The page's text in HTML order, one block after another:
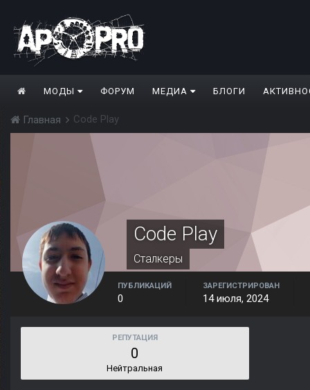
МОДЫ ФОРУМ МЕДИА БЛОГИ
Главная Code Play
Code Play
Сталкеры
ПУБЛИКАЦИЙ
0
ЗАРЕГИСТРИРОВАН
14 июля, 2024
РЕПУТАЦИЯ
0
Нейтральная